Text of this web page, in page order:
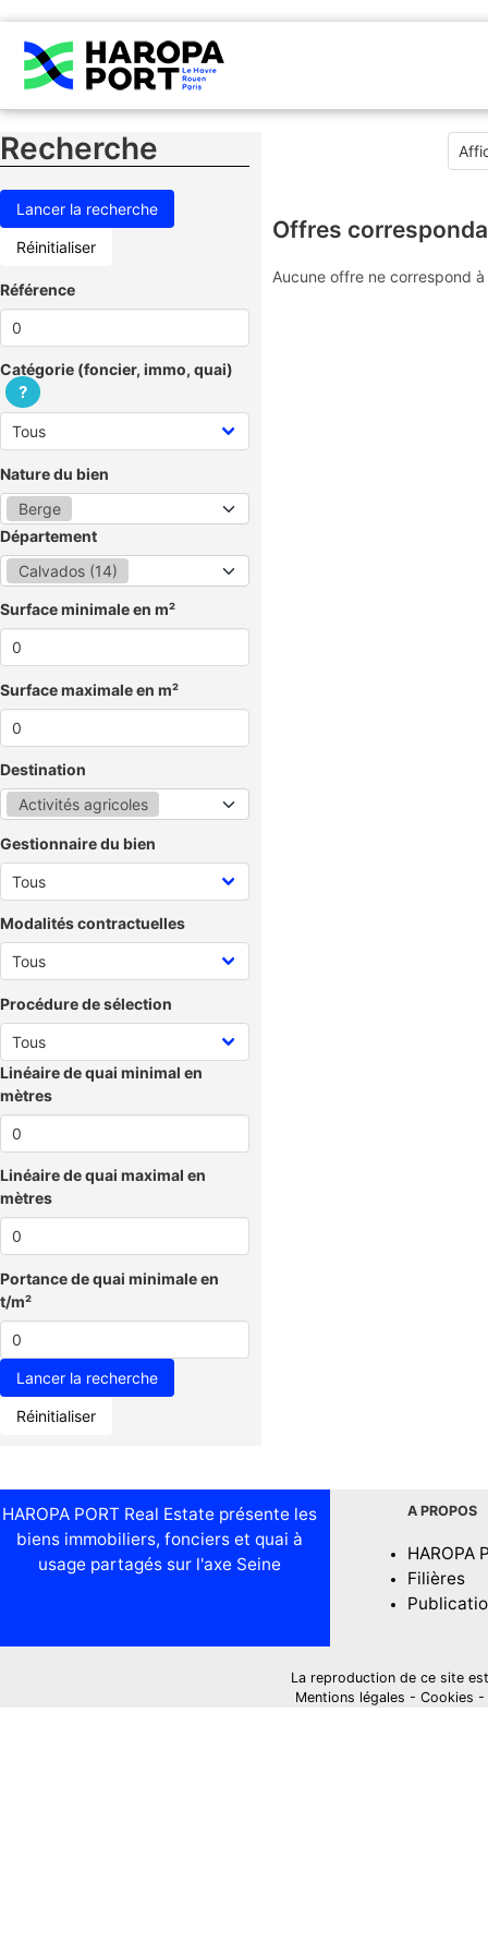
Recherche
Réinitialiser
Référence
Catégorie (foncier, immo, quai)
?
Nature du bien
Berge
Département
Calvados (14)
Surface minimale en m²
Surface maximale en m²
Destination
Activités agricoles
Gestionnaire du bien
Modalités contractuelles
Procédure de sélection
Linéaire de quai minimal en
mètres
Linéaire de quai maximal en
mètres
Portance de quai minimale en
t/m²
Réinitialiser
Offres
Aucune offre ne correspond
HAROPA PORT Real Estate présente les
biens immobiliers, fonciers et quai à
usage partagés sur l'axe Seine
A PROPOS
HAROPA
Filières
La reproduction de ce site
Mentions légales - Cookies -